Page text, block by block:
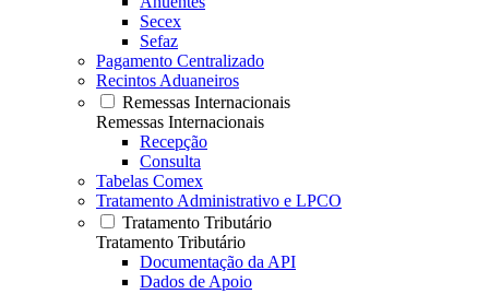
Secex
Sefaz
Pagamento Centralizado
Recintos Aduaneiros
Remessas Internacionais
Remessas Internacionais
Recepção
Consulta
Tabelas Comex
Tratamento Administrativo e LPCO
Tratamento Tributário
Tratamento Tributário
Documentação da API
Dados de Apoio